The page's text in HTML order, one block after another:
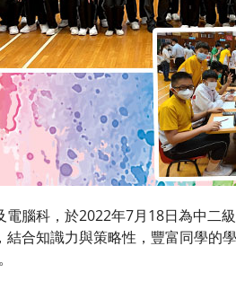
科，於2022年7月18日為中二級
合知識力與策略性，豐富同學的